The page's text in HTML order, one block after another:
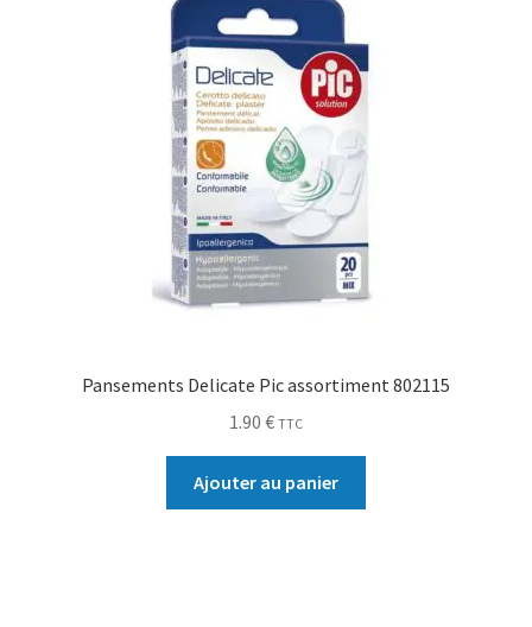
Pansements Delicate Pic assortiment 802115
1.90 € TTC
Ajouter au panier